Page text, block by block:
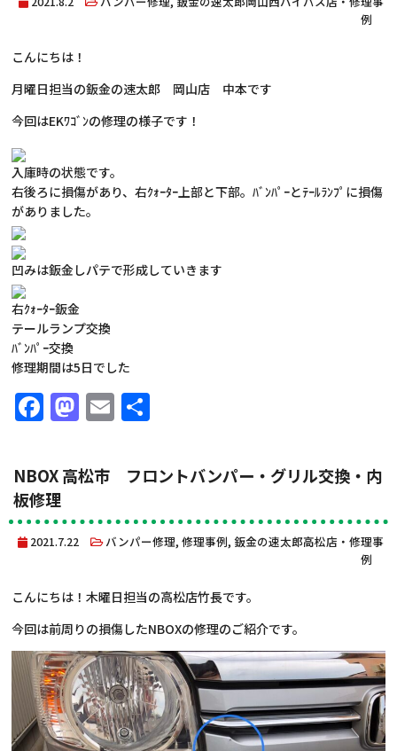
例
こんにちは！
月曜日担当の鈑金の速太郎 岡山店 中本です
今回はEKﾜｺﾞﾝの修理の様子です！
入庫時の状態です。
右後ろに損傷があり、右ｸｫｰﾀｰ上部と下部。ﾊﾞﾝﾊﾟｰとﾃｰﾙﾗﾝﾌﾟに損傷
がありました。
凹みは鈑金しパテで形成していきます
右ｸｫｰﾀｰ鈑金
テールランプ交換
ﾊﾞﾝﾊﾟｰ交換
修理期間は5日でした
Facebook
Mastodon
Email
NBOX 高松市 フロントバンパー・グリル交換・内
板修理
2021.7.22 バンパー修理,修理事例,鈑金の速太郎高松店・修理事
例
こんにちは！木曜日担当の高松店竹長です。
今回は前周りの損傷したNBOXの修理のご紹介です。